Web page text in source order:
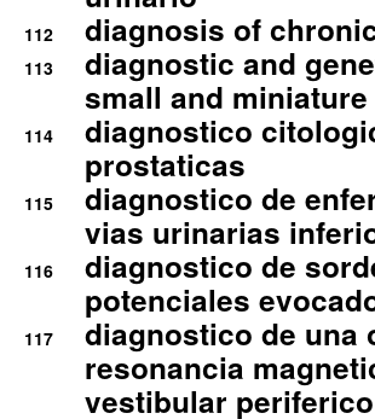
112 diagnosis of
113
diagnostic and
small and
114
diagnostico
prostaticas
115
diagnostico de
vias urinarias
116
diagnostico de
potenciales
117
diagnostico de una
resonancia
vestibular periferico